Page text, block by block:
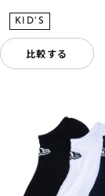
比較する